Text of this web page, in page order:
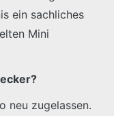
ein sachliches
Mini
neu zugelassen.